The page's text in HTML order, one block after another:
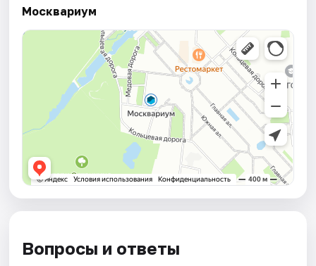
Москвариум
Вопросы и ответы